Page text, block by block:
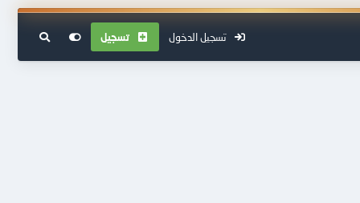
تسجيل الدخول تسجيل